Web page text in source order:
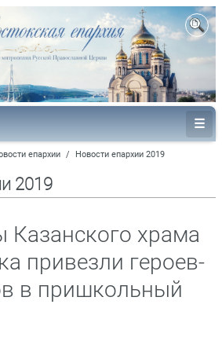
епархии / Новости епархии 2019
2019
Казанского храма
привезли героев-
в пришкольный